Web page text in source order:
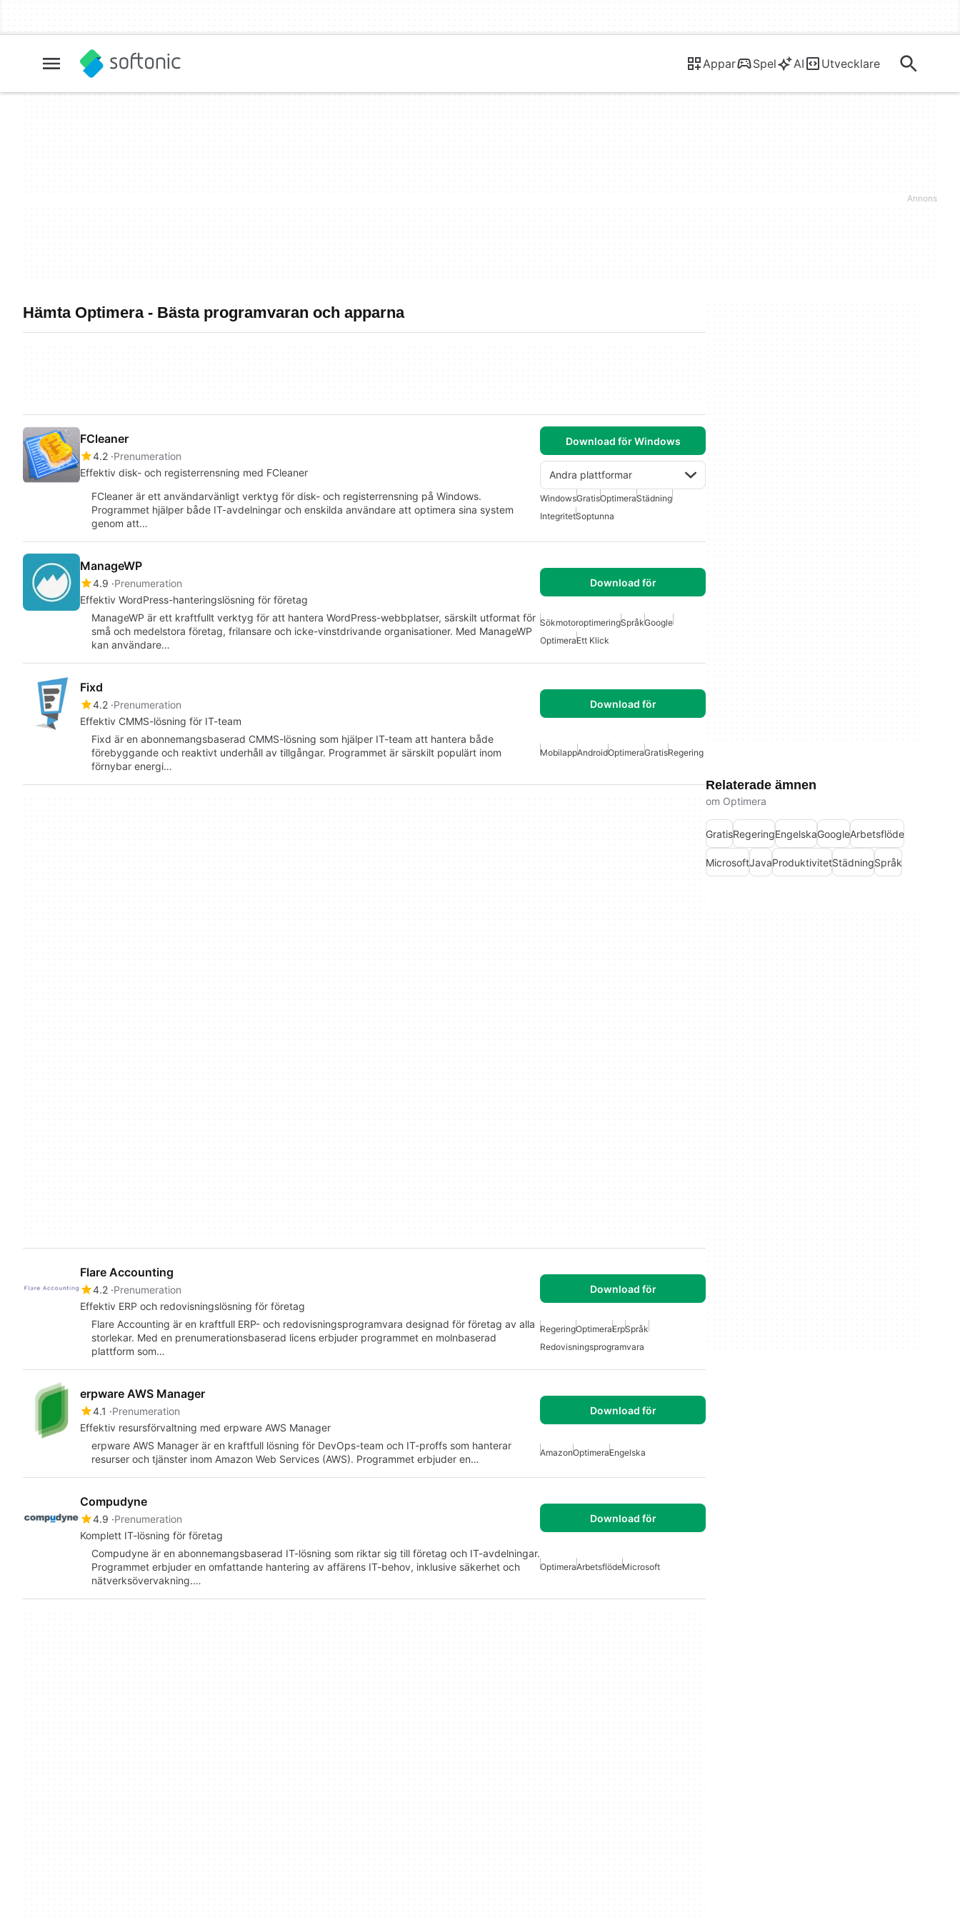
Appar Spel AI Utvecklare
Hämta Optimera - Bästa programvaran och apparna
FCleaner
4.2 Prenumeration
Effektiv disk- och registerrensning med FCleaner
Download för Windows
Andra plattformar
FCleaner är ett användarvänligt verktyg för disk- och registerrensning på Windows.
Programmet hjälper både IT-avdelningar och enskilda användare att optimera sina system
genom att…
WindowsGratisOptimeraStädning
IntegritetSoptunna
ManageWP
4.9 Prenumeration
Effektiv WordPress-hanteringslösning för företag
Download för
ManageWP är ett kraftfullt verktyg för att hantera WordPress-webbplatser, särskilt utformat för
små och medelstora företag, frilansare och icke-vinstdrivande organisationer. Med ManageWP
kan användare…
SökmotoroptimeringSpråkGoogle
OptimeraEtt Klick
Fixd
4.2 Prenumeration
Effektiv CMMS-lösning för IT-team
Download för
Fixd är en abonnemangsbaserad CMMS-lösning som hjälper IT-team att hantera både
förebyggande och reaktivt underhåll av tillgångar. Programmet är särskilt populärt inom
förnybar energi…
MobilappAndroidOptimeraGratisRegering
Flare Accounting
4.2 Prenumeration
Effektiv ERP och redovisningslösning för företag
Download för
Flare Accounting är en kraftfull ERP- och redovisningsprogramvara designad för företag av alla
storlekar. Med en prenumerationsbaserad licens erbjuder programmet en molnbaserad
plattform som…
RegeringOptimeraErpSpråk
Redovisningsprogramvara
erpware AWS Manager
4.1
Prenumeration
Effektiv resursförvaltning med erpware AWS Manager
Download för
erpware AWS Manager är en kraftfull lösning för DevOps-team och IT-proffs som hanterar
resurser och tjänster inom Amazon Web Services (AWS). Programmet erbjuder en…
AmazonOptimeraEngelska
Compudyne
4.9 Prenumeration
Komplett IT-lösning för företag
Download för
Compudyne är en abonnemangsbaserad IT-lösning som riktar sig till företag och IT-avdelningar.
Programmet erbjuder en omfattande hantering av affärens IT-behov, inklusive säkerhet och
nätverksövervakning.…
OptimeraArbetsflödeMicrosoft
Relaterade ämnen
om Optimera
GratisRegeringEngelskaGoogleArbetsflöde
MicrosoftJavaProduktivitetStädningSpråk